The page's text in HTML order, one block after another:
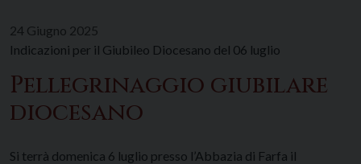
24 Giugno 2025
Indicazioni per il Giubileo Diocesano del 06 luglio
Pellegrinaggio giubilare
diocesano
Si terrà domenica 6 luglio presso l’Abbazia di Farfa il